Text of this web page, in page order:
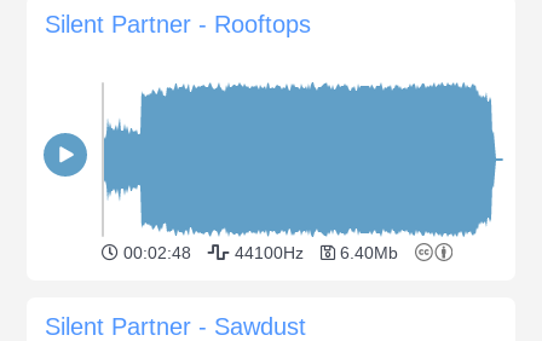
Silent Partner - Rooftops
00:02:48 44100Hz 6.40Mb
Silent Partner - Sawdust